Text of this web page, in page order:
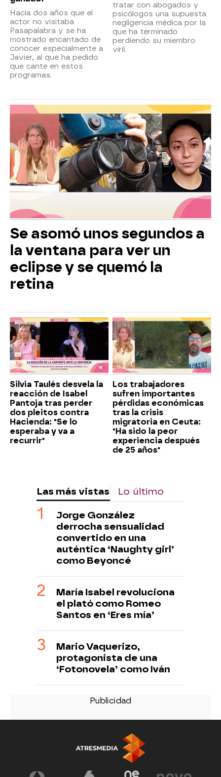
Hacía dos años que el
actor no visitaba
Pasapalabra y se ha
mostrado encantado de
conocer especialmente a
Javier, al que ha pedido
que cante en estos
programas.
tratar con abogados y
psicólogos una supuesta
negligencia médica por la
que ha terminado
perdiendo su miembro
viril.
Se asomó unos segundos a
la ventana para ver un
eclipse y se quemó la
retina
Silvia Taulés desvela la
reacción de Isabel
Pantoja tras perder
dos pleitos contra
Hacienda: "Se lo
esperaba y va a
recurrir"
Los trabajadores
sufren importantes
pérdidas económicas
tras la crisis
migratoria en Ceuta:
"Ha sido la peor
experiencia después
de 25 años"
Las más vistas Lo último
Jorge González
derrocha sensualidad
convertido en una
auténtica ‘Naughty girl’
como Beyoncé
María Isabel revoluciona
el plató como Romeo
Santos en ‘Eres mía’
Mario Vaquerizo,
protagonista de una
‘Fotonovela’ como Iván